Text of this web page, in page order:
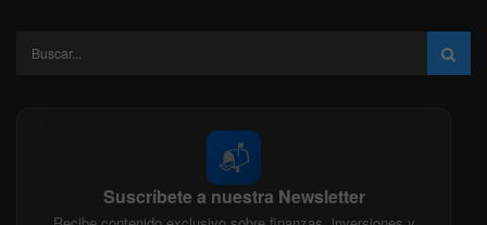
📬
Suscríbete a nuestra Newsletter